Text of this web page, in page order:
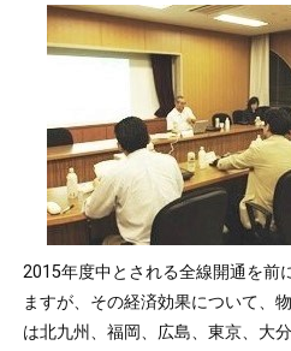
2015年度中とされる全線開通を前
ますが、その経済効果について、
は北九州、福岡、広島、東京、大